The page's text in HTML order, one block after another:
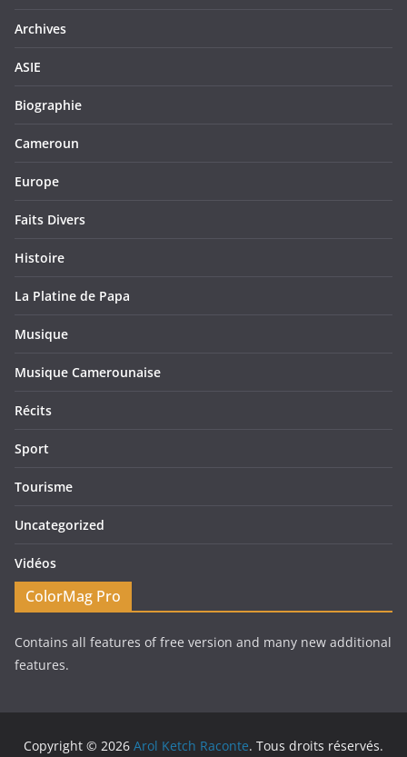
Archives
ASIE
Biographie
Cameroun
Europe
Faits Divers
Histoire
La Platine de Papa
Musique
Musique Camerounaise
Récits
Sport
Tourisme
Uncategorized
Vidéos
ColorMag Pro
Contains all features of free version and many new additional
features.
Copyright © 2026 Arol Ketch Raconte. Tous droits réservés.